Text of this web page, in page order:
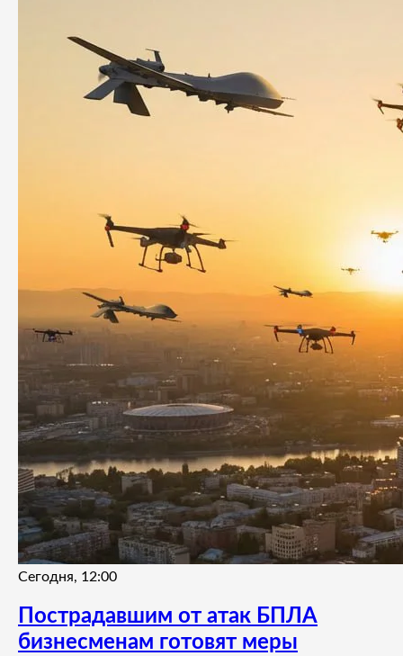
Сегодня, 12:00
Пострадавшим от атак БПЛА
бизнесменам готовят меры